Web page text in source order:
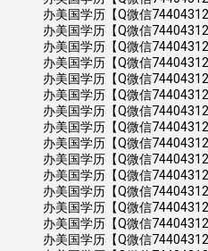
办美国学历【Q微信
办美国学历【Q微信
办美国学历【Q微信
办美国学历【Q微信
办美国学历【Q微信
办美国学历【Q微信
办美国学历【Q微信
办美国学历【Q微信
办美国学历【Q微信
办美国学历【Q微信
办美国学历【Q微信
办美国学历【Q微信
办美国学历【Q微信
办美国学历【Q微信
办美国学历【Q微信